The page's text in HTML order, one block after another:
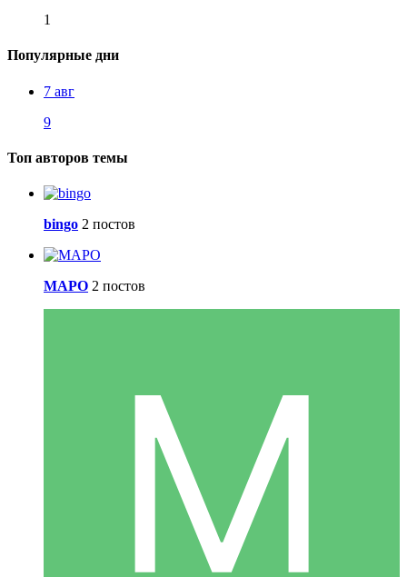
1
Популярные дни
7 авг
9
Топ авторов темы
bingo 2 постов
МАРО 2 постов